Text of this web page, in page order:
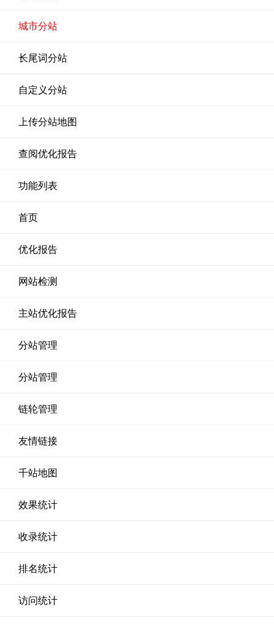
城市分站
长尾词分站
自定义分站
上传分站地图
查阅优化报告
功能列表
首页
优化报告
网站检测
主站优化报告
分站管理
分站管理
链轮管理
友情链接
千站地图
效果统计
收录统计
排名统计
访问统计